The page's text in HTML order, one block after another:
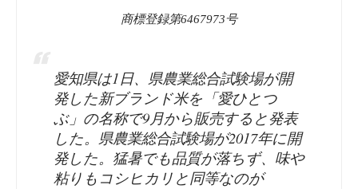
商標登録第6467973号
愛知県は1日、県農業総合試験場が開
発した新ブランド米を「愛ひとつ
ぶ」の名称で9月から販売すると発表
した。県農業総合試験場が2017年に開
発した。猛暑でも品質が落ちず、味や
粘りもコシヒカリと同等なのが